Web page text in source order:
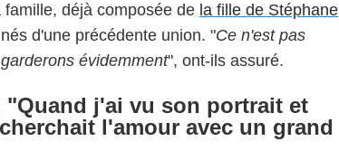
déjà composée de la fille de Stéphane
d'une précédente union. "Ce n'est pas
évidemment", ont-ils assuré.
"Quand j'ai vu son portrait et
l'amour avec un grand